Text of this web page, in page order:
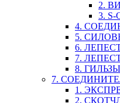
2.
3.
4.
5.
6.
7.
8. ГИЛЬЗЫ
7.
1.
2.